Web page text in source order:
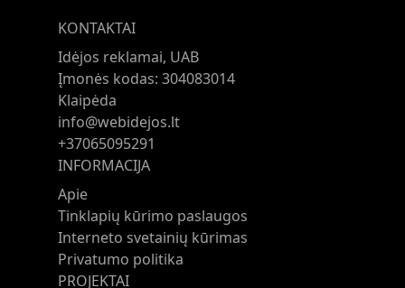
KONTAKTAI
Idėjos reklamai, UAB
Įmonės kodas: 304083014
Klaipėda
info@webidejos.lt
+37065095291
INFORMACIJA
Apie
Tinklapių kūrimo paslaugos
Interneto svetainių kūrimas
Privatumo politika
PROJEKTAI